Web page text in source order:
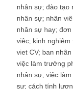
nhân sự; đào tạo
nhân sự; nhân
nhân sự hay; đơn
việc; kinh nghiệm
viet CV; ban
việc làm trưởng
nhân sự; việc
sự; cách tính